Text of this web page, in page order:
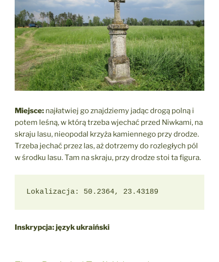
Miejsce: najłatwiej go znajdziemy jadąc drogą polną i
potem leśną, w którą trzeba wjechać przed Niwkami, na
skraju lasu, nieopodal krzyża kamiennego przy drodze.
Trzeba jechać przez las, aż dotrzemy do rozległych pól
w środku lasu. Tam na skraju, przy drodze stoi ta figura.
Lokalizacja: 50.2364, 23.43189
Inskrypcja: język ukraiński